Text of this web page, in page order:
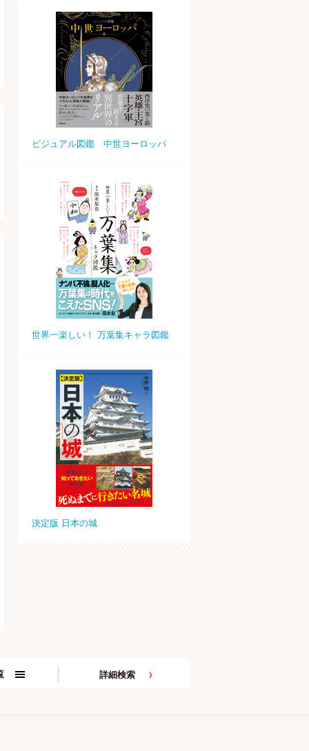
ビジュアル図鑑 中世ヨーロッパ
世界一楽しい！ 万葉集キャラ図鑑
決定版 日本の城
詳細検索